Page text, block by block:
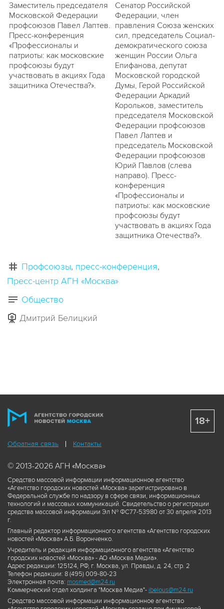
Заместитель председателя
Московской Федерации
профсоюзов Павел Лаптев.
Пресс-конференция
«Профессионалы и
патриоты: как московские
профсоюзы будут
участвовать в акциях Года
защитника Отечества?».
Сенатор Российской
Федерации, член
правления Союза женских
сил, председатель Социал-
демократического союза
женщин России Ольга
Епифанова, депутат
Московской городской
Думы, Герой Российской
Федерации Аркадий
Корольков, заместитель
председателя Московской
Федерации профсоюзов
Павел Лаптев и
председатель Московской
Федерации профсоюзов
Юрий Павлов (слева
направо). Пресс-
конференция
«Профессионалы и
патриоты: как московские
профсоюзы будут
участвовать в акциях Года
защитника Отечества?».
Профсоюзы пресс-конференция
Пресс-центр АГН «Москва»
Общество
Дмитрий Белицкий
Обратная связь Контакты
© 2013-2026 АГН «Москва»
Средство массовой информации информационное агентство
«Агентство городских новостей «Москва» зарегистрировано в
Федеральной службе по надзору в сфере связи, информационных
технологий и массовых коммуникаций. Свидетельство о регистрации
средства массовой информации Эл № ФС77-53980 от 30 апреля 2013
г.
Главный редактор информационного агентства «Агентство городских
новостей «Москва» А.Б. Воронченко.
Учредитель и редакция информационного агентства «Агентство
городских новостей «Москва» - АО «Москва Медиа».
Адрес редакции: 125124, РФ, г. Москва, ул. Правды, д. 24, стр. 2
Телефон редакции: 8 (495) 009-80-23
Электронная почта: mosmed@m24.ru
Коммерческий отдел холдинга "Москва Медиа"- ibelous@m24.ru
Средство массовой информации информационное агентство
18+